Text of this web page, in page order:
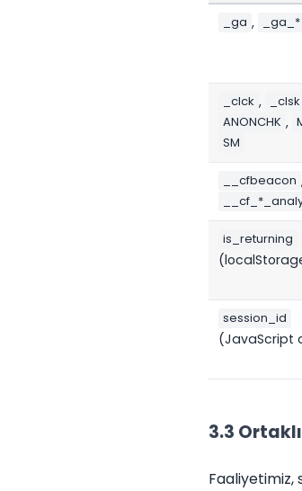
_ga , _ga_*
_clck , _clsk
ANONCHK ,
SM
__cfbeacon
is_returning
session_id
(JavaScript
3.3
Faaliyetimiz,